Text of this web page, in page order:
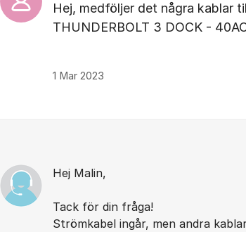
Hej, medföljer det några kablar
THUNDERBOLT 3 DOCK -
1 Mar 2023
Hej Malin,
Tack för din fråga!
Strömkabel ingår, men andra